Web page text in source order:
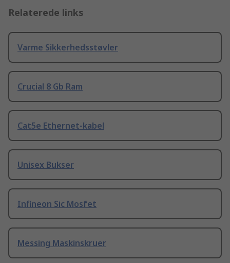
Relaterede links
Varme Sikkerhedsstøvler
Crucial 8 Gb Ram
Cat5e Ethernet-kabel
Unisex Bukser
Infineon Sic Mosfet
Messing Maskinskruer